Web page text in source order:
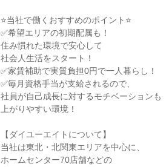
⭐当社で働くおすすめのポイント⭐
✅希望エリアの初期配属も！
住み慣れた環境で安心して
社会人生活をスタート！
✅家賃補助で実質負担0円で一人暮らし！
✅毎月資格手当が支給されるので、
社員が自己成長に対するモチベーションも
上がりやすい環境！
【ダイユーエイトについて】
当社は東北・北関東エリアを中心に、
ホームセンター70店舗などの